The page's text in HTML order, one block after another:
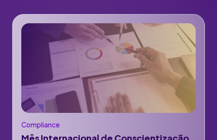
Compliance